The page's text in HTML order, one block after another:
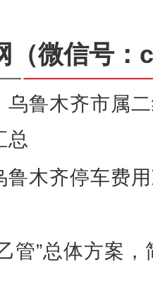
（微信号
乌鲁木齐市属
总
鲁木齐停车费
管”总体方案
疆博州：玉琢银装